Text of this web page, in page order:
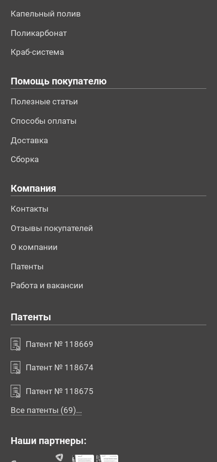
Капельный полив
Поликарбонат
Краб-система
Помощь покупателю
Полезные статьи
Способы оплаты
Доставка
Сборка
Компания
Контакты
Отзывы покупателей
О компании
Патенты
Работа и вакансии
Патенты
Патент № 118669
Патент № 118674
Патент № 118675
Все патенты (69)...
Наши партнеры: